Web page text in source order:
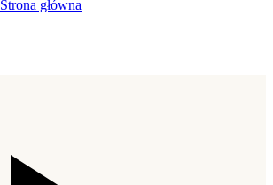
Strona główna